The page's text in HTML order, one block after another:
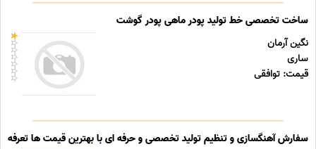
ساخت تخصصی خط تولید پودر ماهی پودر گوشت
نگین آرمان
ساری
قیمت: توافقی
سفارش آهنگسازی و تنظیم تولید تخصصی و حرفه ای با بهترین قیمت ها تعرفه